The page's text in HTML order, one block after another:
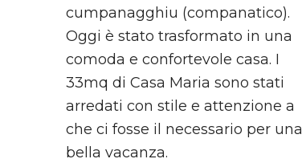
cumpanagghiu (companatico).
Oggi è stato trasformato in una
comoda e confortevole casa. I
33mq di Casa Maria sono stati
arredati con stile e attenzione a
che ci fosse il necessario per una
bella vacanza.